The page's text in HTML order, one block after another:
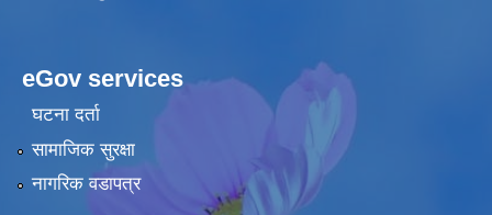
eGov services
घटना दर्ता
सामाजिक सुरक्षा
नागरिक वडापत्र